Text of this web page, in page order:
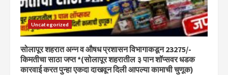
Uncategorized
सोलापूर शहरात अन्न व औषध प्रशासन विभागाकडून 23275/-
किमतीचा साठा जप्त *(सोलापूर शहरातील ३ पान शॉप्सवर धडक
कारवाई करत पुन्हा एकदा दाखवून दिली आपल्या कामाची चुणूक)